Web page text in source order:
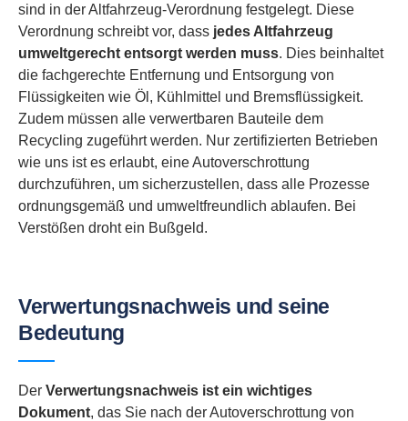
sind in der Altfahrzeug-Verordnung festgelegt. Diese
Verordnung schreibt vor, dass jedes Altfahrzeug
umweltgerecht entsorgt werden muss. Dies beinhaltet
die fachgerechte Entfernung und Entsorgung von
Flüssigkeiten wie Öl, Kühlmittel und Bremsflüssigkeit.
Zudem müssen alle verwertbaren Bauteile dem
Recycling zugeführt werden. Nur zertifizierten Betrieben
wie uns ist es erlaubt, eine Autoverschrottung
durchzuführen, um sicherzustellen, dass alle Prozesse
ordnungsgemäß und umweltfreundlich ablaufen. Bei
Verstößen droht ein Bußgeld.
Verwertungsnachweis und seine
Bedeutung
Der Verwertungsnachweis ist ein wichtiges
Dokument, das Sie nach der Autoverschrottung von